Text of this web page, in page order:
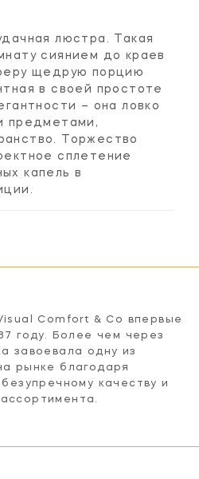
люстра. Такая
сиянием до краев
щедрую порцию
в своей простоте
– она ловко
предметами,
Торжество
сплетение
капель в
Comfort & Co впервые
году. Более чем через
завоевала одну из
рынке благодаря
качеству и